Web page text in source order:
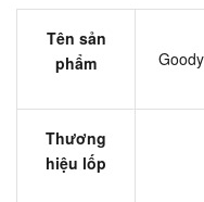
Tên sản
phẩm
Thương
hiệu lốp